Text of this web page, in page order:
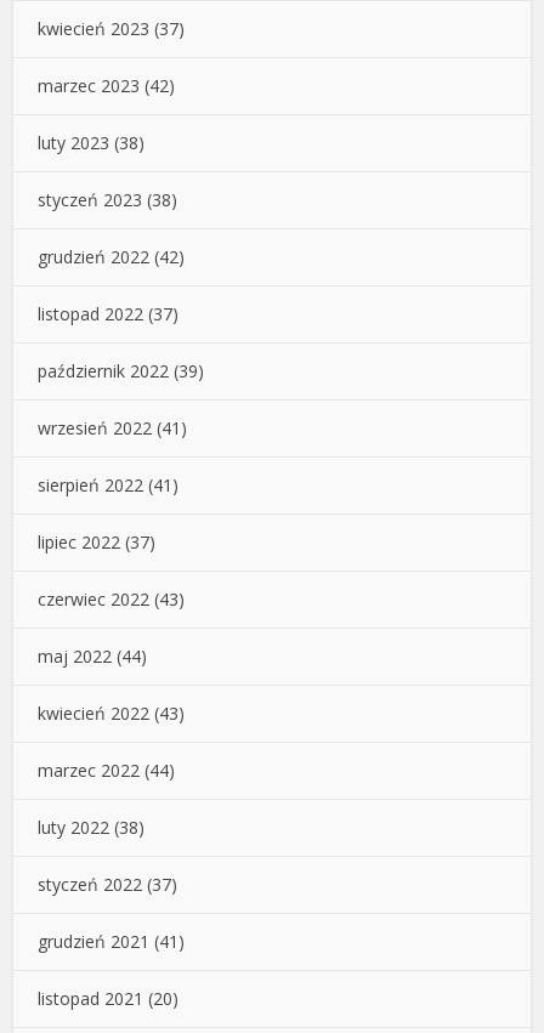
kwiecień 2023 (37)
marzec 2023 (42)
luty 2023 (38)
styczeń 2023 (38)
grudzień 2022 (42)
listopad 2022 (37)
październik 2022 (39)
wrzesień 2022 (41)
sierpień 2022 (41)
lipiec 2022 (37)
czerwiec 2022 (43)
maj 2022 (44)
kwiecień 2022 (43)
marzec 2022 (44)
luty 2022 (38)
styczeń 2022 (37)
grudzień 2021 (41)
listopad 2021 (20)